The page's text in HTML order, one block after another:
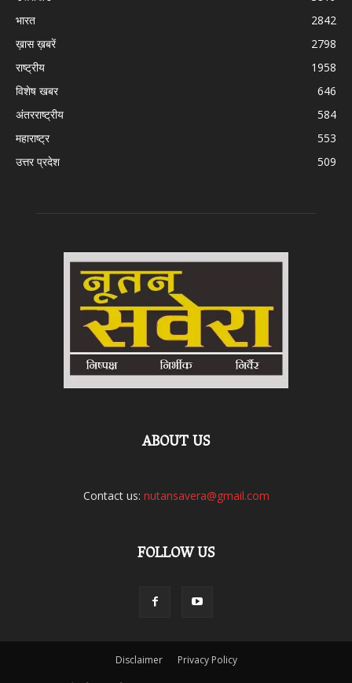
भारत
2842
ख़ास ख़बरें
2798
राष्ट्रीय
1958
विशेष खबर
646
अंतरराष्ट्रीय
584
महाराष्ट्र
553
उत्तर प्रदेश
509
ABOUT US
Contact us: nutansavera@gmail.com
FOLLOW US
Disclaimer Privacy Policy